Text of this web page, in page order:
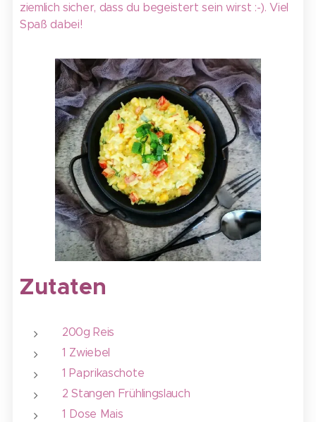
ziemlich sicher, dass du begeistert sein wirst :-). Viel
Spaß dabei!
Zutaten
200g Reis
1 Zwiebel
1 Paprikaschote
2 Stangen Frühlingslauch
1 Dose Mais